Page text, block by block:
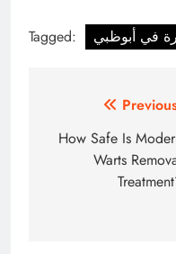
Tagged: في أبوظبي
navigation
How Safe Is
Warts